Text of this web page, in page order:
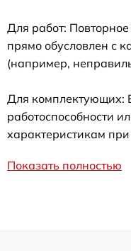
Для работ:
прямо обусловлен с
(например,
Для комплектующих:
работоспособности
характеристикам
Показать полностью